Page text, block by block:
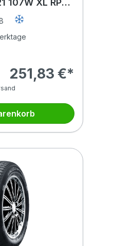
107W XL RPB
251,83 €*